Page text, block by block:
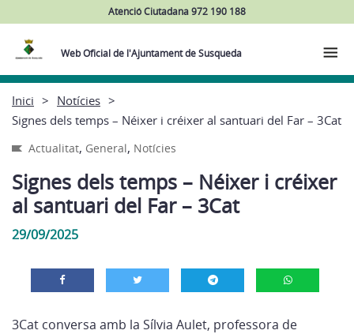
Atenció Ciutadana 972 190 188
Web Oficial de l'Ajuntament de Susqueda
Inici
Notícies
Signes dels temps – Néixer i créixer al santuari del Far – 3Cat
Actualitat, General, Notícies
Signes dels temps – Néixer i créixer
al santuari del Far – 3Cat
29/09/2025
3Cat conversa amb la Sílvia Aulet, professora de